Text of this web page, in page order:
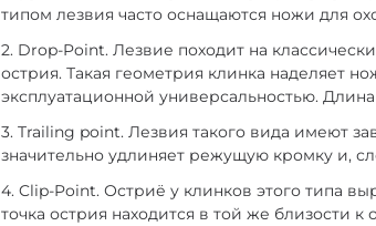
типом лезвия часто оснащаются ножи для
2. Drop-Point. Лезвие походит на
острия. Такая геометрия клинка наделяет
эксплуатационной универсальностью.
3. Trailing point. Лезвия такого вида имеют
значительно удлиняет режущую кромку и,
4. Clip-Point. Остриё у клинков этого типа
точка острия находится в той же близости